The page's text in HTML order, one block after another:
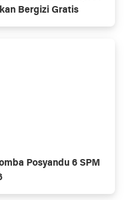
Bergizi Gratis
Posyandu 6 SPM